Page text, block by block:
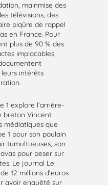
mainmise des
télévisions, des
piqûre de rappel
en France. Pour
plus de 90 % des
implacables,
intérêts
1 explore l’arrière-
breton Vincent
médiatiques que
1 pour son poulain
tumultueuses, son
pour peser sur
Le journal Le
12 millions d’euros
avoir enquêté sur